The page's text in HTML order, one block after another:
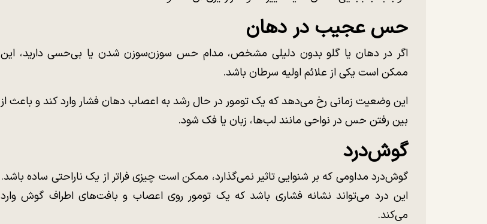
حس عجیب در دهان
اگر در دهان یا گلو بدون دلیلی مشخص، مدام حس سوزن‌سوزن شدن یا بی‌حسی دارید، این
ممکن است یکی از علائم اولیه‌ سرطان باشد.
این وضعیت زمانی رخ می‌دهد که یک تومور در حال رشد به اعصاب دهان فشار وارد کند و باعث از
بین رفتن حس در نواحی‌ مانند لب‌ها، زبان یا فک شود.
گوش‌درد
گوش‌درد مداومی که بر شنوایی تاثیر نمی‌گذارد، ممکن است چیزی فراتر از یک ناراحتی ساده باشد.
این درد می‌تواند نشانه‌ فشاری باشد که یک تومور روی اعصاب و بافت‌های اطراف گوش وارد
می‌کند.